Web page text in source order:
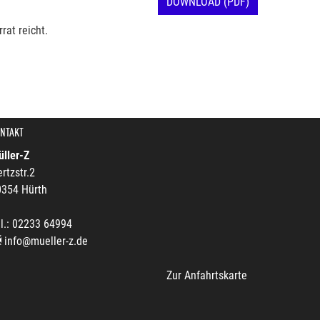
reicht.
Z
Hürth
02233 64994
info@mueller-z.de
Zur Anfahrtskarte